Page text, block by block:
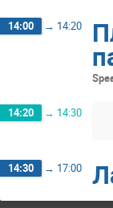
14:00 → 14:20
14:20 → 14:30
14:30 → 17:00